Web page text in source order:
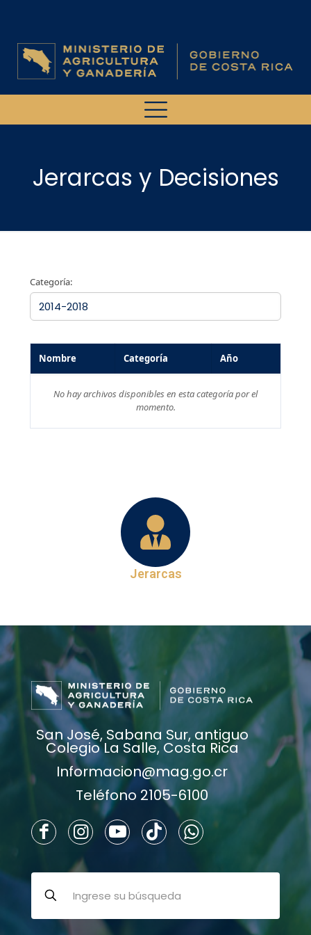
Jerarcas y Decisiones
Categoría:
Nombre Categoría Año
No hay archivos disponibles en esta categoría por el
momento.
Jerarcas
San José, Sabana Sur, antiguo
Colegio La Salle, Costa Rica
Informacion@mag.go.cr
Teléfono 2105-6100